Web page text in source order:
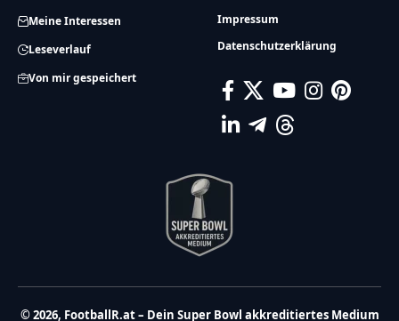
Meine Interessen
Leseverlauf
Von mir gespeichert
Impressum
Datenschutzerklärung
© 2026, FootballR.at – Dein Super Bowl akkreditiertes Medium